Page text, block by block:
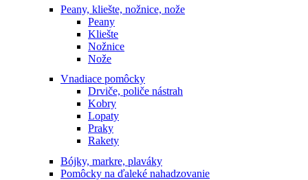
Peany, kliešte, nožnice, nože
Peany
Kliešte
Nožnice
Nože
Vnadiace pomôcky
Drviče, poliče nástrah
Kobry
Lopaty
Praky
Rakety
Bójky, markre, plaváky
Pomôcky na ďaleké nahadzovanie